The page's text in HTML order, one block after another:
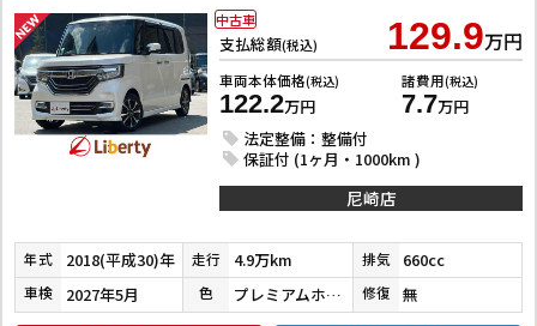
支払総額(税込) 129.9万円
車両本体価格(税込)
122.2万円
諸費用(税込)
7.7万円
法定整備：整備付
保証付 (1ヶ月・1000km )
中古車
尼崎店
年式 2018(平成30)年 走行 4.9万km 排気 660cc
車検 2027年5月 色 プレミアムホワイトパールⅡ 修復 無